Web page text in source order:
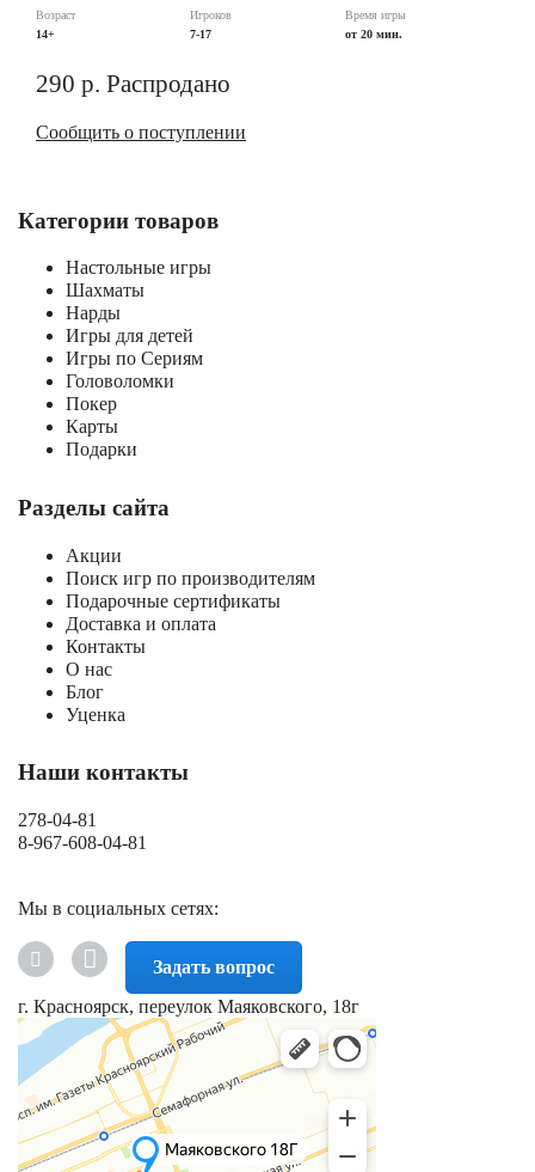
Возраст
14+
Игроков
7-17
Время игры
от 20 мин.
290 р. Распродано
Сообщить о поступлении
Категории товаров
Настольные игры
Шахматы
Нарды
Игры для детей
Игры по Сериям
Головоломки
Покер
Карты
Подарки
Разделы сайта
Акции
Поиск игр по производителям
Подарочные сертификаты
Доставка и оплата
Контакты
О нас
Блог
Уценка
Наши контакты
278-04-81
8-967-608-04-81
Мы в социальных сетях:
Задать вопрос
г. Красноярск, переулок Маяковского, 18г